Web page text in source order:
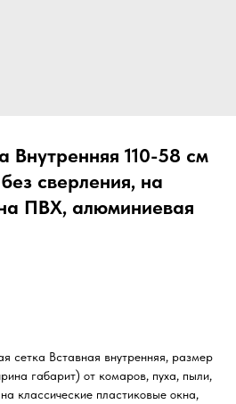
Внутренняя 110-58 см
сверления, на
ПВХ, алюминиевая
сетка Вставная внутренняя, размер
габарит) от комаров, пуха, пыли,
классические пластиковые окна,